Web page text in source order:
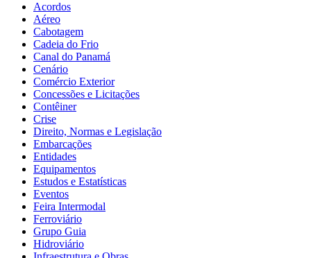
Acordos
Aéreo
Cabotagem
Cadeia do Frio
Canal do Panamá
Cenário
Comércio Exterior
Concessões e Licitações
Contêiner
Crise
Direito, Normas e Legislação
Embarcações
Entidades
Equipamentos
Estudos e Estatísticas
Eventos
Feira Intermodal
Ferroviário
Grupo Guia
Hidroviário